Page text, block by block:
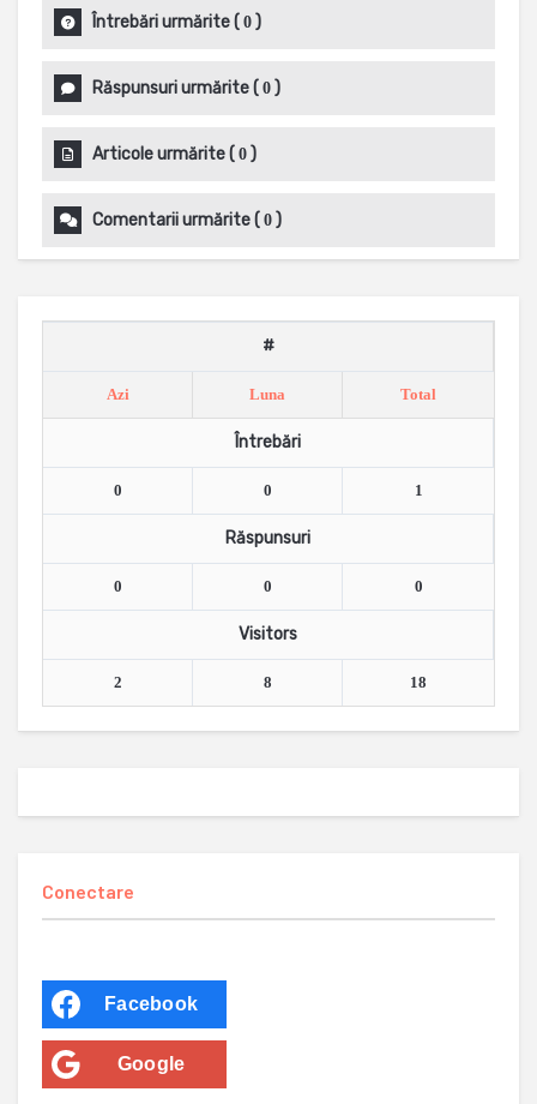
Întrebări urmărite( 0 )
Răspunsuri urmărite( 0 )
Articole urmărite( 0 )
Comentarii urmărite( 0 )
#
Azi Luna Total
Întrebări
0 0 1
Răspunsuri
0 0 0
Visitors
2 8 18
Conectare
Facebook
Google